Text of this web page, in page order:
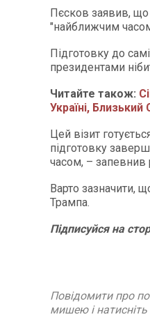
Пєсков заявив, що
"найближчим
Підготовку до
президентами
Читайте також:
Україні,
Цей візит
підготовку
часом, – запевнив
Варто зазначити,
Трампа.
Підписуйсяна
Повідомити про
мишею і натисніть